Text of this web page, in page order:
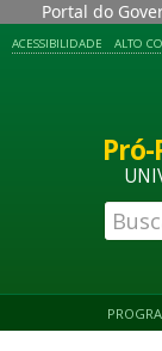
Portal do
ACESSIBILIDADE ALTO